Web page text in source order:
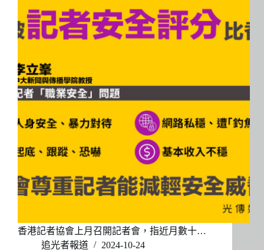
香港記者協會上月召開記者會，指近月數十…
追光者報道
2024-10-24